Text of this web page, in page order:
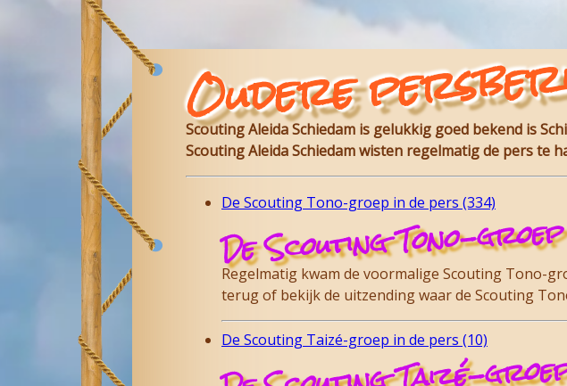
Oudere
Scouting Aleida Schiedam is gelukkig goed bekend is
Scouting Aleida Schiedam wisten regelmatig de pers te
De Scouting Tono-groep in de pers (334)
De Scouting Tono-
Regelmatig kwam de voormalige Scouting Tono-
terug of bekijk de uitzending waar de Scouting
De Scouting Taizé-groep in de pers (10)